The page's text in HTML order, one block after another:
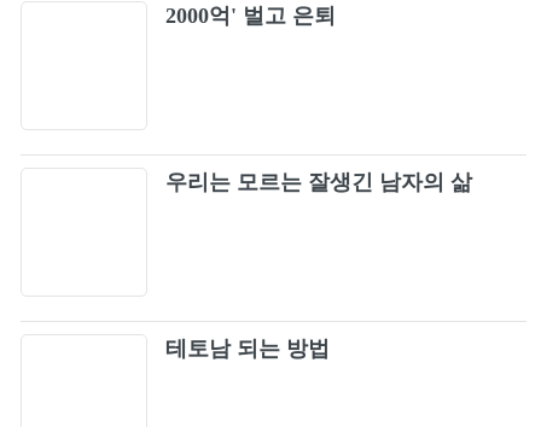
2000억' 벌고 은퇴
우리는 모르는 잘생긴 남자의 삶
테토남 되는 방법